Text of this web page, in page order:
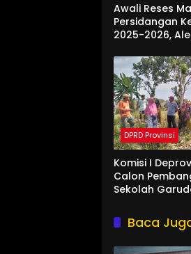
Awali Reses
Persidangan
2025-2026,
Dari Pemda
DPRD Provinsi
Komisi I
Calon
Sekolah
Baca